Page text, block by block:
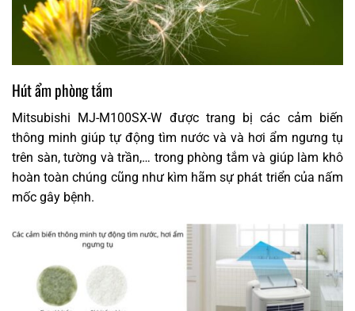
Hút ẩm phòng tắm
Mitsubishi MJ-M100SX-W được trang bị các cảm biến
thông minh giúp tự động tìm nước và và hơi ẩm ngưng tụ
trên sàn, tường và trần,… trong phòng tắm và giúp làm khô
hoàn toàn chúng cũng như kìm hãm sự phát triển của nấm
mốc gây bệnh.